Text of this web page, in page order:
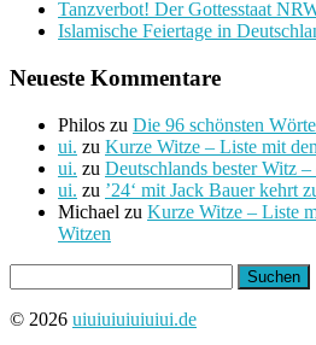
Tanzverbot! Der Gottesstaat
Islamische Feiertage in
Neueste Kommentare
Philos zu Die 96 schönsten
ui. zu Kurze Witze – Liste mit
ui. zu Deutschlands bester Witz
ui. zu ’24‘ mit Jack Bauer kehrt
Michael zu Kurze Witze – Liste
Witzen
nach:
© 2026 uiuiuiuiuiuiui.de